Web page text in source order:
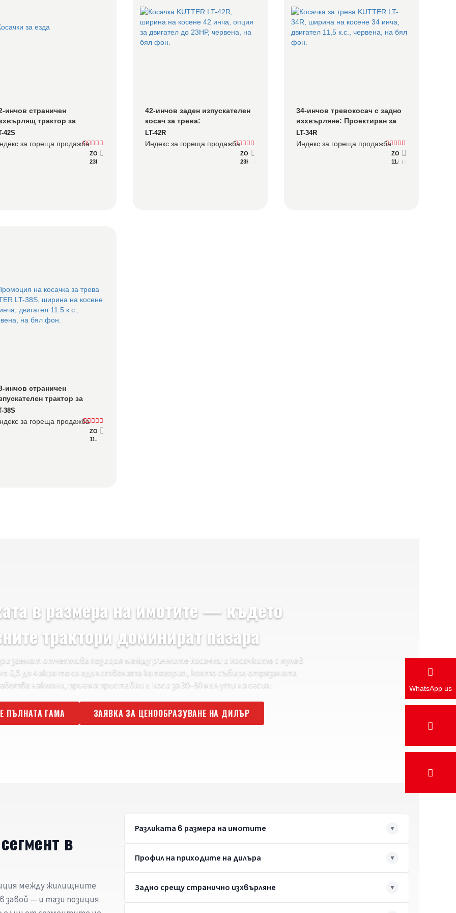
инчов страничен
трактор за
Максимална
за големи
42S
за гореща продажба
ZONSEN XP680-2
23HP
42-инчов заден изпускателен
косач за трева:
Професионално чисто
косене за поддръжка на
LT-42R
Индекс за гореща продажба
ZONSEN XP680-2
23HP
34-инчов тревокосач с задно
изхвърляне: Проектиран за
дворове под 1 акър, които
все пак се нуждаят от чист
LT-34R
Индекс за гореща продажба
ZONSEN XP380
11.5 к.с.
инчов страничен
трактор за
Бързо косене на гъста
без запушване
38S
за гореща продажба
ZONSEN XP380
11.5 к.с.
в размера на имотите — където
трактори доминират пазара
заемат отчетлива позиция между ръчните косачки и косачките с нулев
0,5 до 4 акра те са единствената категория, която събира отрязаната
наклони, приема приставки и коси за 30–90 минути на сесия.
ПЪЛНАТА ГАМА ЗАЯВКА ЗА ЦЕНООБРАЗУВАНЕ НА ДИЛЪР
в
между жилищните
завой — и тази позиция
Разликата в размера на имотите
Профил на приходите на дилъра
Задно срещу странично изхвърляне
WhatsApp us